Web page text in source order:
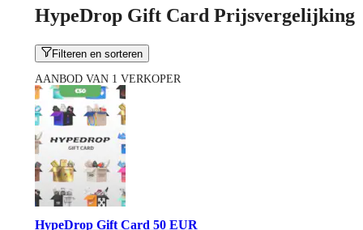
HypeDrop Gift Card Prijsvergelijking
Filteren en sorteren
AANBOD VAN 1 VERKOPER
HypeDrop Gift Card 50 EUR